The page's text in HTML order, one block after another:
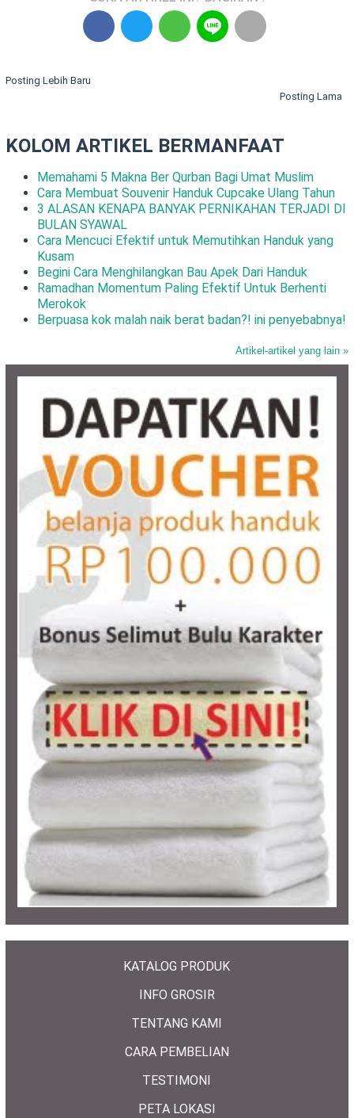
Posting Lebih Baru
Posting Lama
KOLOM ARTIKEL BERMANFAAT
Memahami 5 Makna Ber Qurban Bagi Umat Muslim
Cara Membuat Souvenir Handuk Cupcake Ulang Tahun
3 ALASAN KENAPA BANYAK PERNIKAHAN TERJADI DI
BULAN SYAWAL
Cara Mencuci Efektif untuk Memutihkan Handuk yang
Kusam
Begini Cara Menghilangkan Bau Apek Dari Handuk
Ramadhan Momentum Paling Efektif Untuk Berhenti
Merokok
Berpuasa kok malah naik berat badan?! ini penyebabnya!
Artikel-artikel yang lain »
KATALOG PRODUK
INFO GROSIR
TENTANG KAMI
CARA PEMBELIAN
TESTIMONI
PETA LOKASI